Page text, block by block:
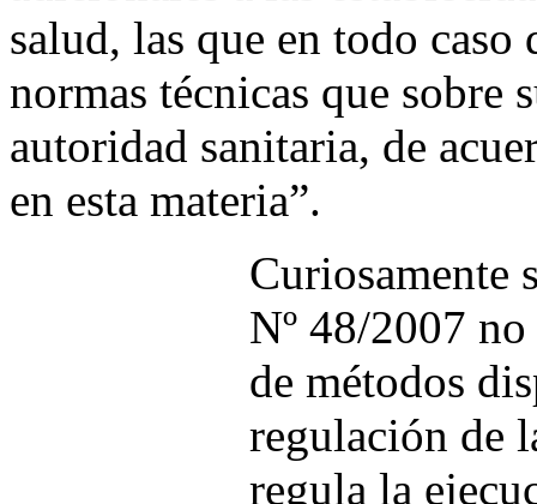
salud, las que en todo caso
normas técnicas que sobre
autoridad sanitaria, de
en esta materia”.
Curiosamente
Nº 48/2007
de métodos
regulación de
regula la